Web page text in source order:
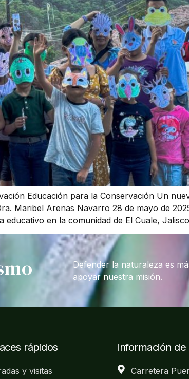
Educación para la Conservación Un
Maribel Arenas Navarro 28 de mayo de
educativo en la comunidad de El Cuale,
Defender la naturaleza es
apoyar nuestra misión.
rápidos
y visitas
Información
Carretera